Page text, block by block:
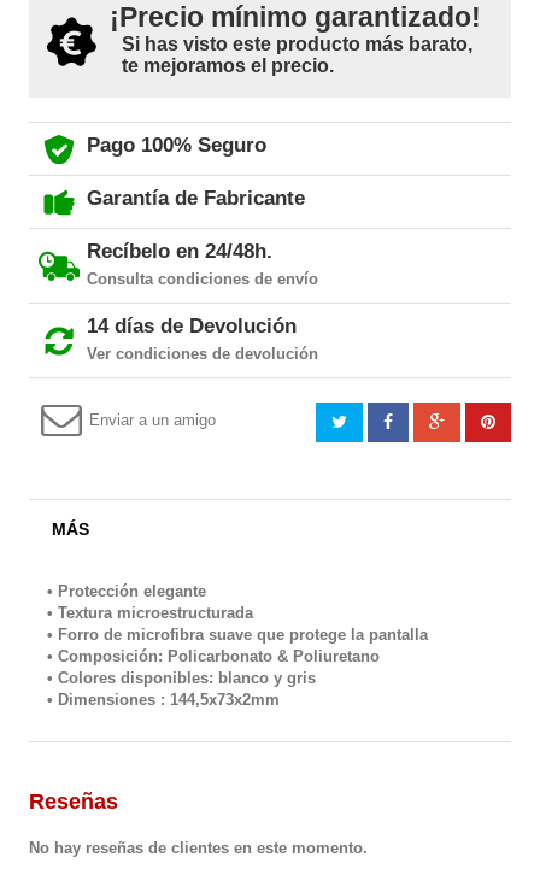
¡Precio mínimo garantizado!
Si has visto este producto más barato,
te mejoramos el precio.
Pago 100% Seguro
Garantía de Fabricante
Recíbelo en 24/48h.
Consulta condiciones de envío
14 días de Devolución
Ver condiciones de devolución
Enviar a un amigo
MÁS
• Protección elegante
• Textura microestructurada
• Forro de microfibra suave que protege la pantalla
• Composición: Policarbonato & Poliuretano
• Colores disponibles: blanco y gris
• Dimensiones : 144,5x73x2mm
Reseñas
No hay reseñas de clientes en este momento.